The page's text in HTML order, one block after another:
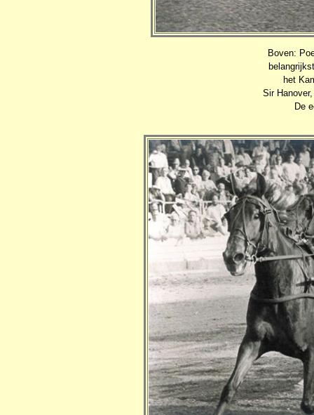
Boven:
het
Sir
De